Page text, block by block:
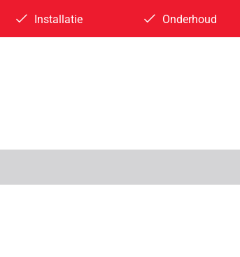
Installatie Onderhoud